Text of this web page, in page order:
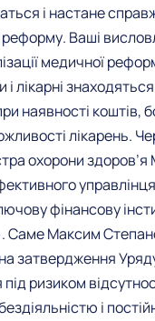
і настане
Ваші
медичної
лікарні
наявності коштів,
лікарень.
охорони
фінансову
Саме Максим
затвердження
ризиком
і